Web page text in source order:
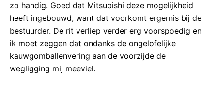
zo handig. Goed dat Mitsubishi deze mogelijkheid
heeft ingebouwd, want dat voorkomt ergernis bij de
bestuurder. De rit verliep verder erg voorspoedig en
ik moet zeggen dat ondanks de ongelofelijke
kauwgomballenvering aan de voorzijde de
wegligging mij meeviel.